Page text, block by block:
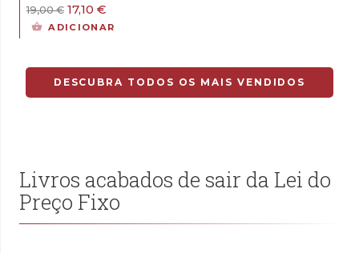
19,00€ O
preço
original
17,10 €
preço
atual
ADICIONAR
DESCUBRA TODOS OS MAIS VENDIDOS
Livros acabados de sair da Lei do
Preço Fixo